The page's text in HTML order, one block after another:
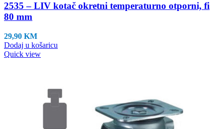
2535 – LIV kotač okretni temperaturno otporni, fi
80 mm
29,90 KM
Dodaj u košaricu
Quick view